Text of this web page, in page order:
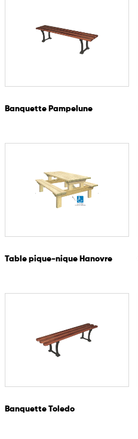
Banquette Pampelune
Table pique-nique Hanovre
Banquette Toledo